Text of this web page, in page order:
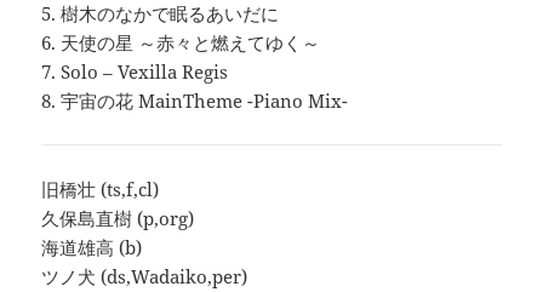
5. 樹木のなかで眠るあいだに
6. 天使の星 ～赤々と燃えてゆく～
7. Solo – Vexilla Regis
8. 宇宙の花 MainTheme -Piano Mix-
旧橋壮 (ts,f,cl)
久保島直樹 (p,org)
海道雄高 (b)
ツノ犬 (ds,Wadaiko,per)